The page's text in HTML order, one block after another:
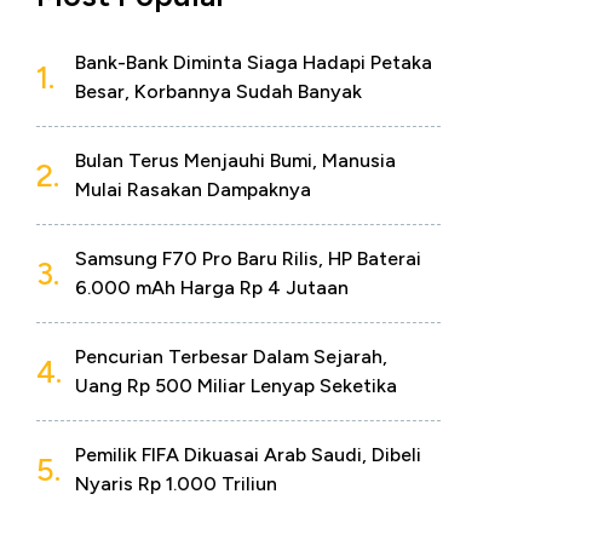
1.
Bank-Bank Diminta Siaga Hadapi Petaka
Besar, Korbannya Sudah Banyak
2.
Bulan Terus Menjauhi Bumi, Manusia
Mulai Rasakan Dampaknya
3.
Samsung F70 Pro Baru Rilis, HP Baterai
6.000 mAh Harga Rp 4 Jutaan
4.
Pencurian Terbesar Dalam Sejarah,
Uang Rp 500 Miliar Lenyap Seketika
5.
Pemilik FIFA Dikuasai Arab Saudi, Dibeli
Nyaris Rp 1.000 Triliun